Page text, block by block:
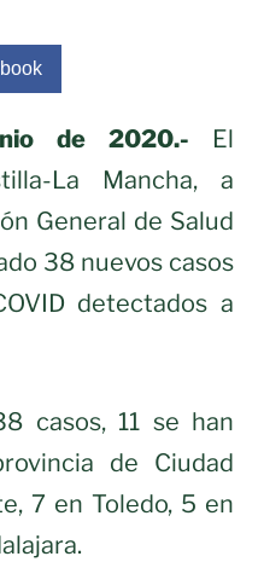
de 2020.- El
La Mancha, a
General de Salud
38 nuevos casos
detectados a
casos, 11 se han
de Ciudad
7 en Toledo, 5 en